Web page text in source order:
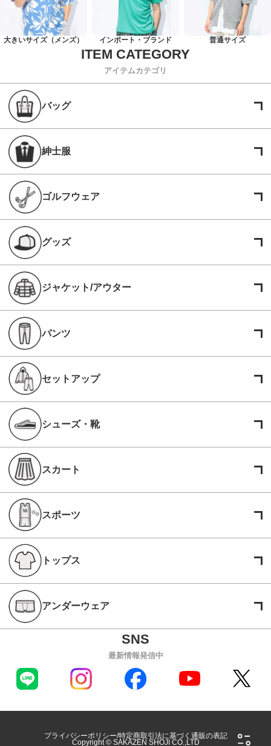
大きいサイズ（メンズ） インポート・ブランド 普通サイズ
アイテムカテゴリ
バッグ
紳士服
ゴルフウェア
グッズ
ジャケット/アウター
パンツ
セットアップ
シューズ・靴
スカート
スポーツ
トップス
アンダーウェア
最新情報発信中
プライバシーポリシー 特定商取引法に基づく通販の表記
Copyright © SAKAZEN SHOJI CO.,LTD